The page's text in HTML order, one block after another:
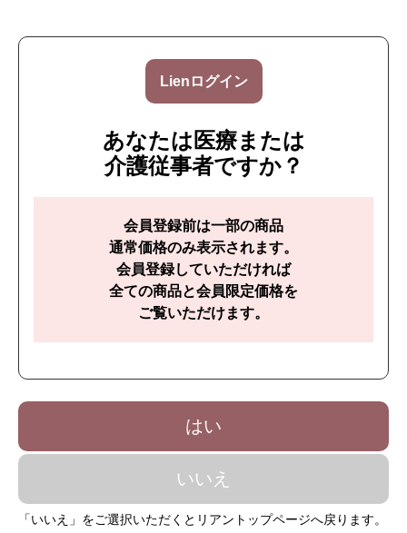
Lienログイン
あなたは医療または
介護従事者ですか？
会員登録前は一部の商品
通常価格のみ表示されます。
会員登録していただければ
全ての商品と会員限定価格を
ご覧いただけます。
はい
いいえ
「いいえ」をご選択いただくとリアントップページへ戻ります。